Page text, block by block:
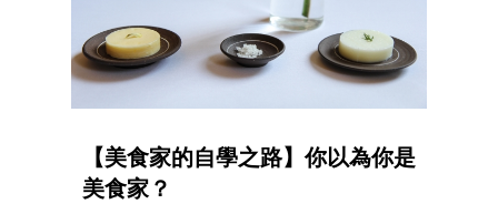
【美食家的自學之路】你以為你是
美食家？